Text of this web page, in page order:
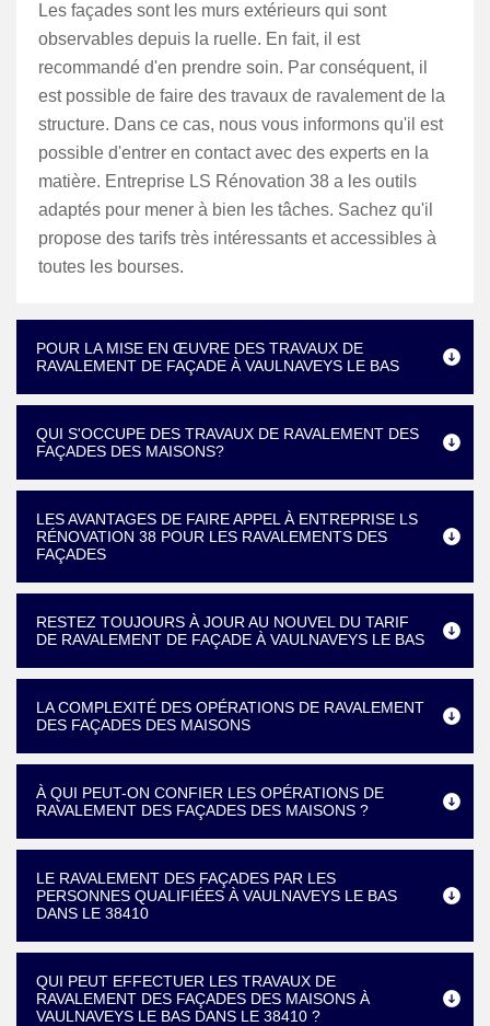
Les façades sont les murs extérieurs qui sont
observables depuis la ruelle. En fait, il est
recommandé d'en prendre soin. Par conséquent, il
est possible de faire des travaux de ravalement de la
structure. Dans ce cas, nous vous informons qu'il est
possible d'entrer en contact avec des experts en la
matière. Entreprise LS Rénovation 38 a les outils
adaptés pour mener à bien les tâches. Sachez qu'il
propose des tarifs très intéressants et accessibles à
toutes les bourses.
POUR LA MISE EN ŒUVRE DES TRAVAUX DE
RAVALEMENT DE FAÇADE À VAULNAVEYS LE BAS
QUI S'OCCUPE DES TRAVAUX DE RAVALEMENT DES
FAÇADES DES MAISONS?
LES AVANTAGES DE FAIRE APPEL À ENTREPRISE LS
RÉNOVATION 38 POUR LES RAVALEMENTS DES
FAÇADES
RESTEZ TOUJOURS À JOUR AU NOUVEL DU TARIF
DE RAVALEMENT DE FAÇADE À VAULNAVEYS LE BAS
LA COMPLEXITÉ DES OPÉRATIONS DE RAVALEMENT
DES FAÇADES DES MAISONS
À QUI PEUT-ON CONFIER LES OPÉRATIONS DE
RAVALEMENT DES FAÇADES DES MAISONS ?
LE RAVALEMENT DES FAÇADES PAR LES
PERSONNES QUALIFIÉES À VAULNAVEYS LE BAS
DANS LE 38410
QUI PEUT EFFECTUER LES TRAVAUX DE
RAVALEMENT DES FAÇADES DES MAISONS À
VAULNAVEYS LE BAS DANS LE 38410 ?